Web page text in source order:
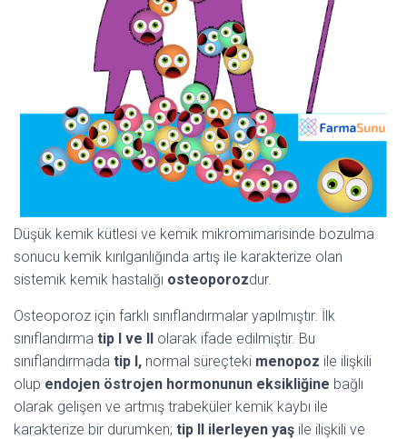
Düşük kemik kütlesi ve kemik mikromimarisinde bozulma
sonucu kemik kırılganlığında artış ile karakterize olan
sistemik kemik hastalığı osteoporozdur.
Osteoporoz için farklı sınıflandırmalar yapılmıştır. İlk
sınıflandırma tip I ve II olarak ifade edilmiştir. Bu
sınıflandırmada tip I, normal süreçteki menopoz ile ilişkili
olup endojen östrojen hormonunun eksikliğine bağlı
olarak gelişen ve artmış trabeküler kemik kaybı ile
karakterize bir durumken; tip II ilerleyen yaş ile ilişkili ve